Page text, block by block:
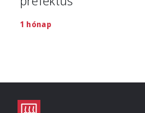
1 hónap